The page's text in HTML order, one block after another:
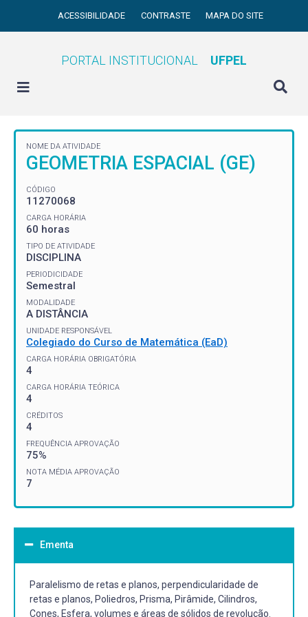
ACESSIBILIDADE CONTRASTE MAPA DO SITE
PORTAL INSTITUCIONAL UFPEL
NOME DA ATIVIDADE
GEOMETRIA ESPACIAL (GE)
CÓDIGO
11270068
CARGA HORÁRIA
60 horas
TIPO DE ATIVIDADE
DISCIPLINA
PERIODICIDADE
Semestral
MODALIDADE
A DISTÂNCIA
UNIDADE RESPONSÁVEL
Colegiado do Curso de Matemática (EaD)
CARGA HORÁRIA OBRIGATÓRIA
4
CARGA HORÁRIA TEÓRICA
4
CRÉDITOS
4
FREQUÊNCIA APROVAÇÃO
75%
NOTA MÉDIA APROVAÇÃO
7
Ementa
Paralelismo de retas e planos, perpendicularidade de
retas e planos, Poliedros, Prisma, Pirâmide, Cilindros,
Cones, Esfera, volumes e áreas de sólidos de revolução.